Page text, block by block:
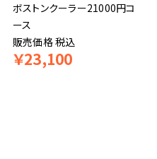
ボストンクーラー21000円コ
ース
販売価格税込
￥23,100